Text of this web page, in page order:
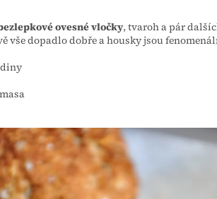
ovesné vločky, tvaroh a pár
vše dopadlo dobře a housky jsou